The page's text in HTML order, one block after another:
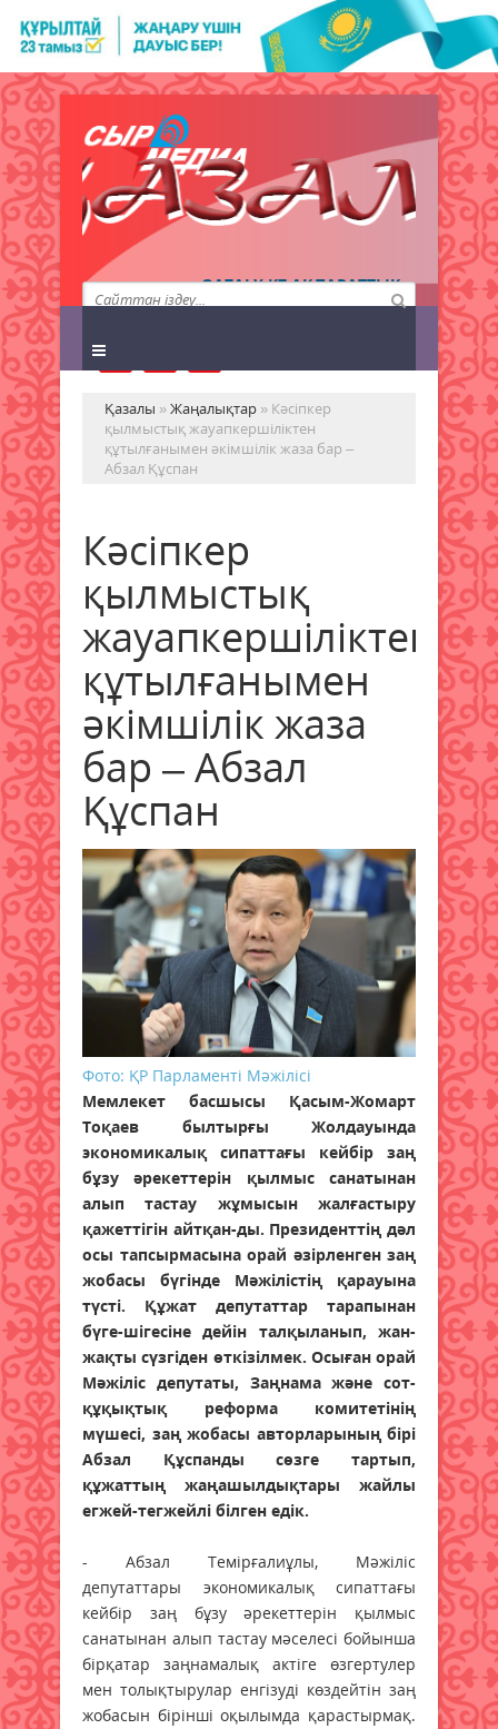
QAZALY.KZ АҚПАРАТТЫҚ
АГЕНТТІГІ
Қазалы »Жаңалықтар » Кәсіпкер
қылмыстық жауапкершіліктен
құтылғанымен әкімшілік жаза бар –
Абзал Құспан
Кәсіпкер
қылмыстық
жауапкершіліктен
құтылғанымен
әкімшілік жаза
бар – Абзал
Құспан
Фото: ҚР Парламенті Мәжілісі
Мемлекет басшысы Қасым-Жомарт
Тоқаев былтырғы Жолдауында
экономикалық сипаттағы кейбір заң
бұзу әрекеттерін қылмыс санатынан
алып тастау жұмысын жалғастыру
қажеттігін айтқан-ды. Президенттің дәл
осы тапсырмасына орай әзірленген заң
жобасы бүгінде Мәжілістің қарауына
түсті. Құжат депутаттар тарапынан
бүге-шігесіне дейін талқыланып, жан-
жақты сүзгіден өткізілмек. Осыған орай
Мәжіліс депутаты, Заңнама және сот-
құқықтық реформа комитетінің
мүшесі, заң жобасы авторларының бірі
Абзал Құспанды сөзге тартып,
құжаттың жаңашылдықтары жайлы
егжей-тегжейлі білген едік.
- Абзал Темірғалиұлы, Мәжіліс
депутаттары экономикалық сипаттағы
кейбір заң бұзу әрекеттерін қылмыс
санатынан алып тастау мәселесі бойынша
бірқатар заңнамалық актіге өзгертулер
мен толықтырулар енгізуді көздейтін заң
жобасын бірінші оқылымда қарастырмақ.